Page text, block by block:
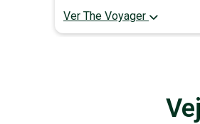
Ver The Voyager